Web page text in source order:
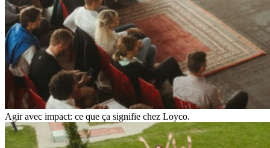
Agir avec impact: ce que ça signifie chez Loyco.